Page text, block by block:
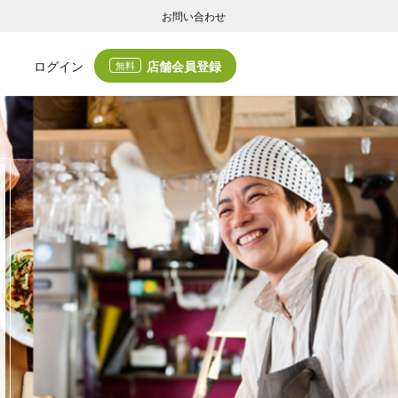
お問い合わせ
ログイン 無料 店舗会員登録
集客・業務支援
グの集客サービスと業務支援サービスで店舗経営の課題解決を支援します。